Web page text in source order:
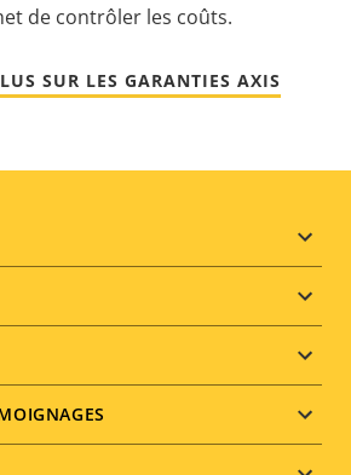
de contrôler les coûts.
SUR LES GARANTIES AXIS